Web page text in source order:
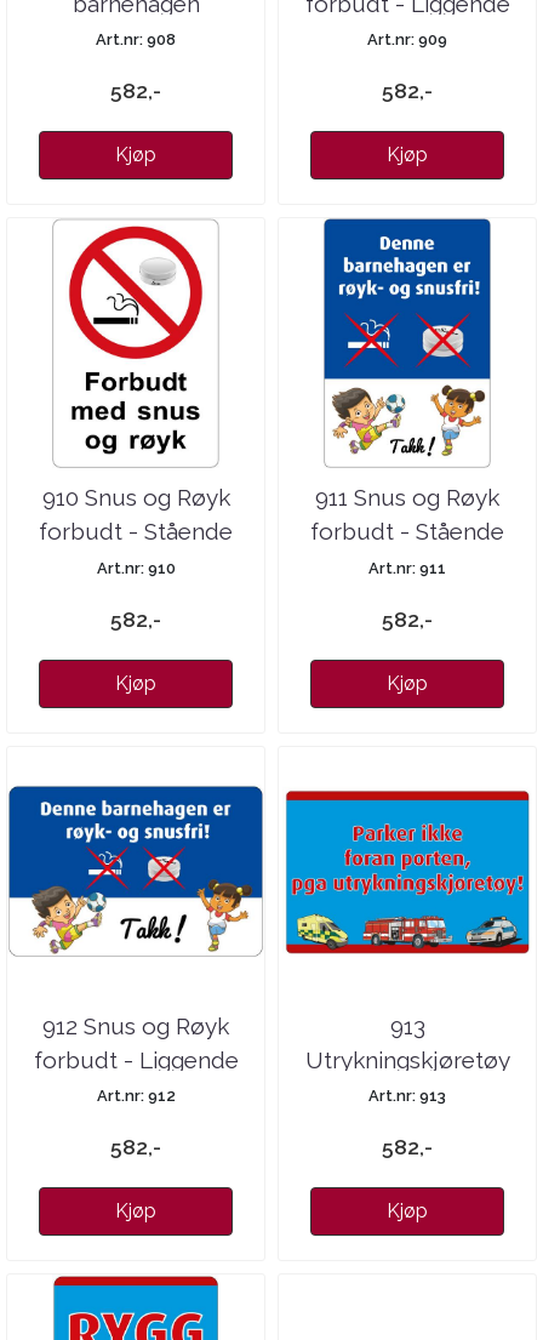
Art.nr: 908
582,-
Kjøp
Art.nr: 909
582,-
Kjøp
910 Snus og Røyk
forbudt - Stående
Art.nr: 910
582,-
Kjøp
911 Snus og Røyk
forbudt - Stående
Art.nr: 911
582,-
Kjøp
912 Snus og Røyk
forbudt - Liggende
Art.nr: 912
582,-
Kjøp
913
Utrykningskjøretøy
Art.nr: 913
582,-
Kjøp